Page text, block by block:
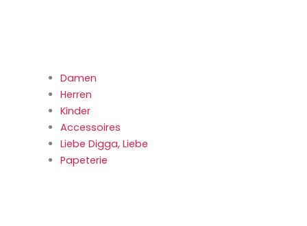
Damen
Herren
Kinder
Accessoires
Liebe Digga, Liebe
Papeterie